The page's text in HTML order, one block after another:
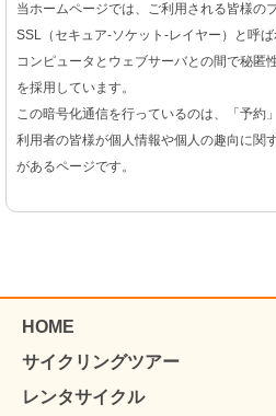
当ホームページでは、ご利用される皆様の
SSL（セキュア-ソケット-レイヤー）と呼
コンピュータとウェブサーバとの間で秘匿
を採用しています。
この暗号化通信を行っているのは、「予約
利用者の皆様が個人情報や個人の趣向に関
があるページです。
HOME
サイクリングツアー
レンタサイクル